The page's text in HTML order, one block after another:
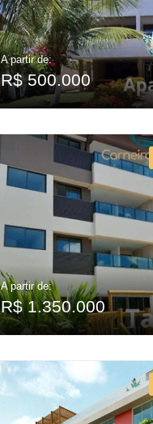
A partir de:
R$ 500.000
A partir de:
R$ 1.350.000